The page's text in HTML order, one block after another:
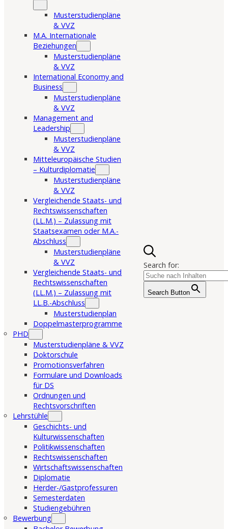
Musterstudienpläne
& VVZ
M.A. Internationale
Beziehungen
Musterstudienpläne
& VVZ
International Economy and
Business
Musterstudienpläne
& VVZ
Management and
Leadership
Musterstudienpläne
& VVZ
Mitteleuropäische Studien
– Kulturdiplomatie
Musterstudienpläne
& VVZ
Vergleichende Staats- und
Rechtswissenschaften
(LL.M.) – Zulassung mit
Staatsexamen oder M.A.-
Abschluss
Musterstudienpläne
& VVZ
Vergleichende Staats- und
Rechtswissenschaften
(LL.M.) – Zulassung mit
LL.B.-Abschluss
Musterstudienplan
Doppelmasterprogramme
PHD
Musterstudienpläne & VVZ
Doktorschule
Promotionsverfahren
Formulare und Downloads
für DS
Ordnungen und
Rechtsvorschriften
Lehrstühle
Geschichts- und
Kulturwissenschaften
Politikwissenschaften
Rechtswissenschaften
Wirtschaftswissenschaften
Diplomatie
Herder-/Gastprofessuren
Semesterdaten
Studiengebühren
Bewerbung
Search for:
Search Button